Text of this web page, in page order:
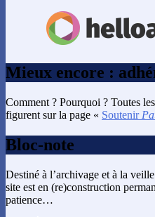
Mieux encore :
Comment ? Pourquoi ? Toutes
figurent sur la page « Soutenir
Bloc-note
Destiné à l’archivage et à la
site est en (re)construction
patience…